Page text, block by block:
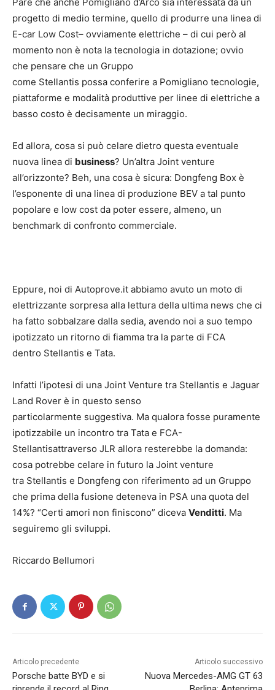
Pare che anche Pomigliano d’Arco sia interessata da un
progetto di medio termine, quello di produrre una linea di
E-car Low Cost– ovviamente elettriche – di cui però al
momento non è nota la tecnologia in dotazione; ovvio
che pensare che un Gruppo
come Stellantis possa conferire a Pomigliano tecnologie,
piattaforme e modalità produttive per linee di elettriche a
basso costo è decisamente un miraggio.
Ed allora, cosa si può celare dietro questa eventuale
nuova linea di business? Un’altra Joint venture
all’orizzonte? Beh, una cosa è sicura: Dongfeng Box è
l’esponente di una linea di produzione BEV a tal punto
popolare e low cost da poter essere, almeno, un
benchmark di confronto commerciale.
Eppure, noi di Autoprove.it abbiamo avuto un moto di
elettrizzante sorpresa alla lettura della ultima news che ci
ha fatto sobbalzare dalla sedia, avendo noi a suo tempo
ipotizzato un ritorno di fiamma tra la parte di FCA
dentro Stellantis e Tata.
Infatti l’ipotesi di una Joint Venture tra Stellantis e Jaguar
Land Rover è in questo senso
particolarmente suggestiva. Ma qualora fosse puramente
ipotizzabile un incontro tra Tata e FCA-
Stellantisattraverso JLR allora resterebbe la domanda:
cosa potrebbe celare in futuro la Joint venture
tra Stellantis e Dongfeng con riferimento ad un Gruppo
che prima della fusione deteneva in PSA una quota del
14%? “Certi amori non finiscono” diceva Venditti. Ma
seguiremo gli sviluppi.
Riccardo Bellumori
Articolo precedente
Porsche batte BYD e si
Articolo successivo
Nuova Mercedes-AMG GT 63